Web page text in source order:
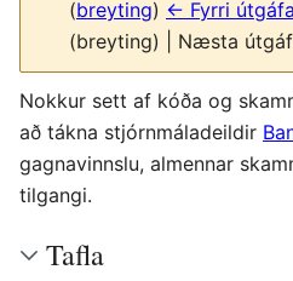
(breyting) ← Fyrri útgáfa
(breyting) | Næsta
Nokkur sett af kóða og
að tákna stjórnmáladeildir
gagnavinnslu, almennar
tilgangi.
Tafla